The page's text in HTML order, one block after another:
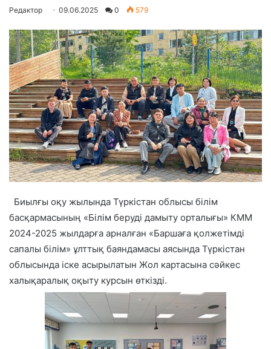
Редактор 09.06.2025 0 579
Биылғы оқу жылында Түркістан облысы білім
басқармасының «Білім беруді дамыту орталығы» КММ
2024-2025 жылдарға арналған «Баршаға қолжетімді
сапалы білім» ұлттық баяндамасы аясында Түркістан
облысында іске асырылатын Жол картасына сәйкес
халықаралық оқыту курсын өткізді.